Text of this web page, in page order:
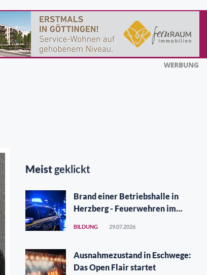
Meistgeklickt
Brand einer Betriebshalle in
Herzberg - Feuerwehren im
BILDUNG 29.07.2026
Ausnahmezustand in Eschwege:
Das Open Flair startet